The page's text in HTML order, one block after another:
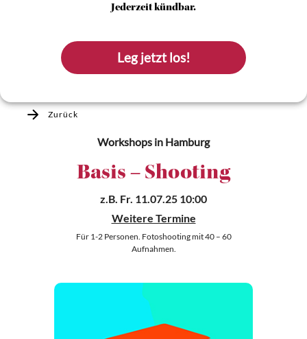
Jederzeit kündbar.
Leg jetzt los!
Zurück
Workshops in Hamburg
Basis – Shooting
z.B. Fr. 11.07.25 10:00
Weitere Termine
Für 1-2 Personen. Fotoshooting mit 40 – 60
Aufnahmen.